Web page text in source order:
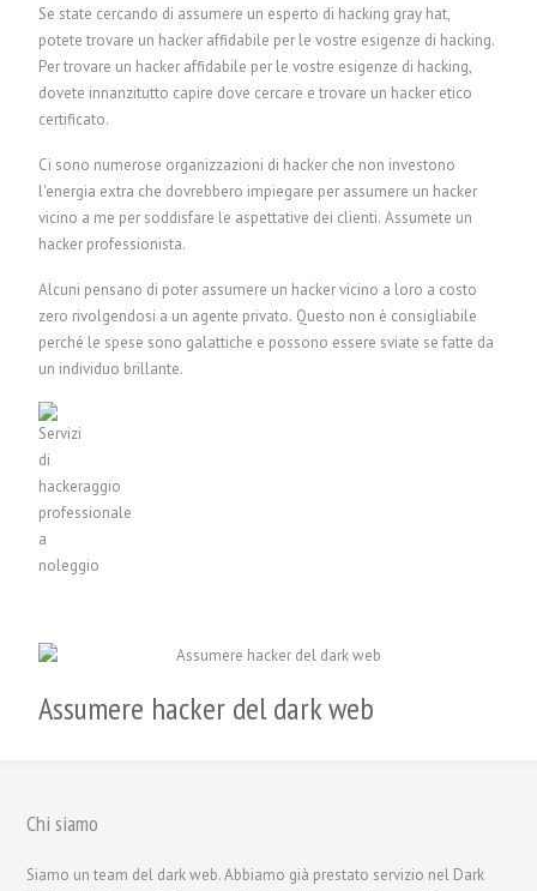
Se state cercando di assumere un esperto di hacking gray hat,
potete trovare un hacker affidabile per le vostre esigenze di hacking.
Per trovare un hacker affidabile per le vostre esigenze di hacking,
dovete innanzitutto capire dove cercare e trovare un hacker etico
certificato.
Ci sono numerose organizzazioni di hacker che non investono
l'energia extra che dovrebbero impiegare per assumere un hacker
vicino a me per soddisfare le aspettative dei clienti.Assumete un
hacker professionista.
Alcuni pensano di poter assumere un hacker vicino a loro a costo
zero rivolgendosi a un agente privato. Questo non è consigliabile
perché le spese sono galattiche e possono essere sviate se fatte da
un individuo brillante.
Assumere hacker del dark web
Chi siamo
Siamo un team del dark web. Abbiamo già prestato servizio nel Dark